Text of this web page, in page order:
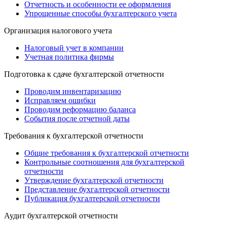
Отчетность и особенности ее оформления
Упрощенные способы бухгалтерского учета
Организация налогового учета
Налоговый учет в компании
Учетная политика фирмы
Подготовка к сдаче бухгалтерской отчетности
Проводим инвентаризацию
Исправляем ошибки
Проводим реформацию баланса
События после отчетной даты
Требования к бухгалтерской отчетности
Общие требования к бухгалтерской отчетности
Контрольные соотношения для бухгалтерской
отчетности
Утверждение бухгалтерской отчетности
Представление бухгалтерской отчетности
Публикация бухгалтерской отчетности
Аудит бухгалтерской отчетности